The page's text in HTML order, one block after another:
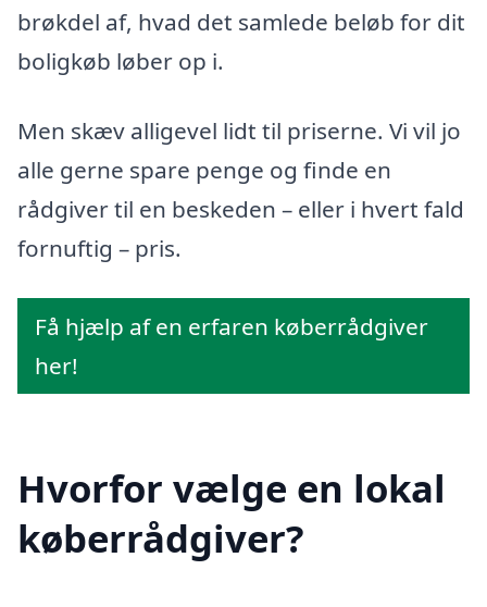
brøkdel af, hvad det samlede beløb for dit
boligkøb løber op i.
Men skæv alligevel lidt til priserne. Vi vil jo
alle gerne spare penge og finde en
rådgiver til en beskeden – eller i hvert fald
fornuftig – pris.
Få hjælp af en erfaren køberrådgiver
her!
Hvorfor vælge en lokal
køberrådgiver?